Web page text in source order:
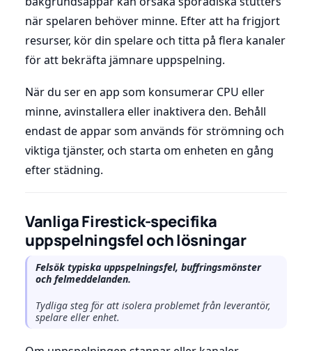
när spelaren behöver minne. Efter att ha frigjort
resurser, kör din spelare och titta på flera kanaler
för att bekräfta jämnare uppspelning.
När du ser en app som konsumerar CPU eller
minne, avinstallera eller inaktivera den. Behåll
endast de appar som används för strömning och
viktiga tjänster, och starta om enheten en gång
efter städning.
Vanliga Firestick-specifika
uppspelningsfel och lösningar
Felsök typiska uppspelningsfel, buffringsmönster
och felmeddelanden.
Tydliga steg för att isolera problemet från leverantör,
spelare eller enhet.